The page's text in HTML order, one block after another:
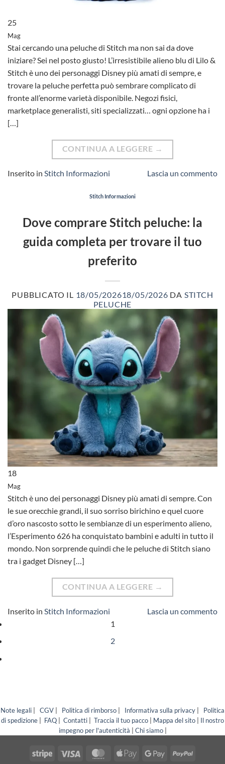
25
Mag
Stai cercando una peluche di Stitch ma non sai da dove
iniziare? Sei nel posto giusto! L’irresistibile alieno blu di Lilo &
Stitch è uno dei personaggi Disney più amati di sempre, e
trovare la peluche perfetta può sembrare complicato di
fronte all’enorme varietà disponibile. Negozi fisici,
marketplace generalisti, siti specializzati… ogni opzione ha i
[…]
CONTINUA A LEGGERE →
Inserito in Stitch Informazioni Lascia un commento
Stitch Informazioni
Dove comprare Stitch peluche: la
guida completa per trovare il tuo
preferito
PUBBLICATO IL 18/05/202618/05/2026 DA STITCH
PELUCHE
18
Mag
Stitch è uno dei personaggi Disney più amati di sempre. Con
le sue orecchie grandi, il suo sorriso birichino e quel cuore
d’oro nascosto sotto le sembianze di un esperimento alieno,
l’Esperimento 626 ha conquistato bambini e adulti in tutto il
mondo. Non sorprende quindi che le peluche di Stitch siano
tra i gadget Disney […]
CONTINUA A LEGGERE →
Inserito in Stitch Informazioni
Lascia un commento
1
2
Note legali CGV Politica di rimborso Informativa sulla privacy
Politica
di spedizione
FAQ Contatti Traccia il tuo pacco Mappa del sito
Il nostro
impegno per l'autenticità
Chi siamo|